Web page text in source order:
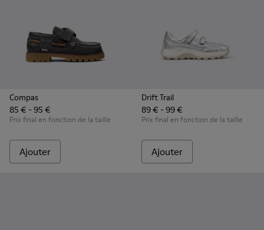
Compas
85 € - 95 €
Prix final en fonction de la taille
Ajouter
Drift Trail
89 € - 99 €
Prix final en fonction de la taille
Ajouter